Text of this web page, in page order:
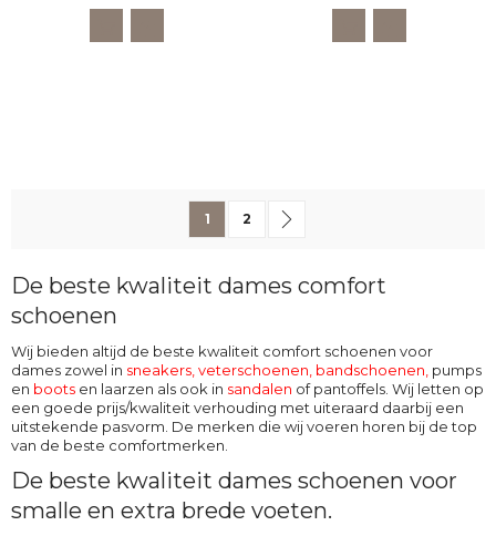
U lees momenteel pagina
1 Pagina
2
De beste kwaliteit dames comfort
schoenen
Wij bieden altijd de beste kwaliteit comfort schoenen voor
dames zowel in sneakers, veterschoenen, bandschoenen, pumps
en boots en laarzen als ook in sandalen of pantoffels. Wij letten op
een goede prijs/kwaliteit verhouding met uiteraard daarbij een
uitstekende pasvorm. De merken die wij voeren horen bij de top
van de beste comfortmerken.
De beste kwaliteit dames schoenen voor
smalle en extra brede voeten.